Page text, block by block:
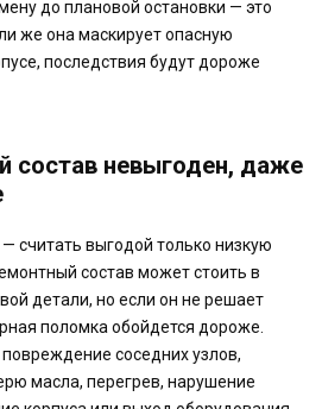
до плановой остановки — это
же она маскирует опасную
последствия будут дороже
состав невыгоден, даже
считать выгодой только низкую
состав может стоить в
детали, но если он не решает
поломка обойдется дороже.
соседних узлов,
масла, перегрев, нарушение